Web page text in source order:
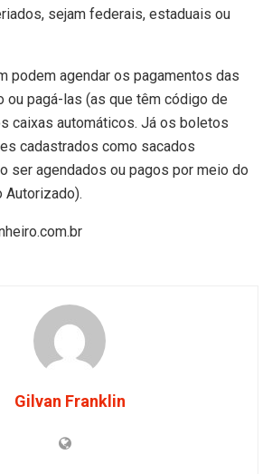
sejam federais, estaduais ou
podem agendar os pagamentos das
ou pagá-las (as que têm código de
caixas automáticos. Já os boletos
cadastrados como sacados
ser agendados ou pagos por meio do
Autorizado).
Gilvan Franklin